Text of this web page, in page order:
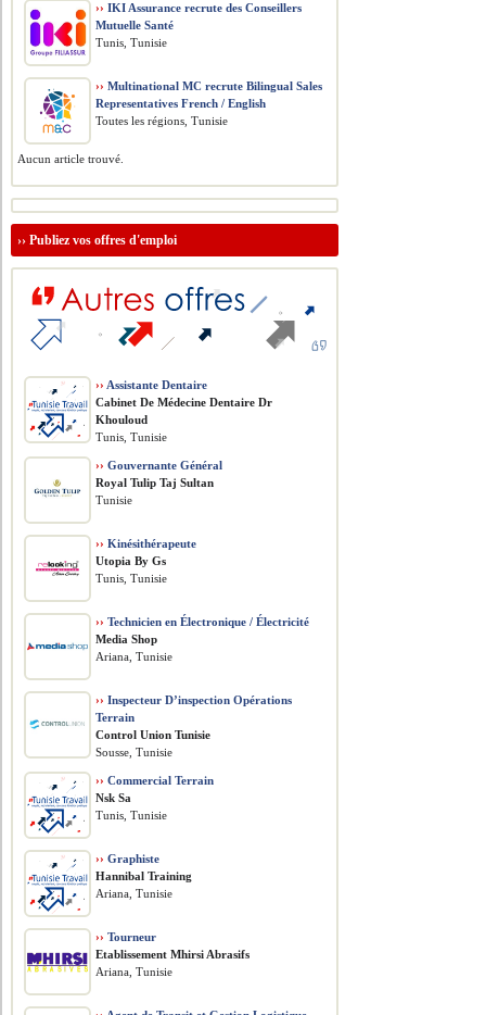
›› IKI Assurance recrute des Conseillers
Mutuelle Santé
Tunis, Tunisie
›› Multinational MC recrute Bilingual Sales
Representatives French / English
Toutes les régions, Tunisie
Aucun article trouvé.
››Publiez vos offres d'emploi
›› Assistante Dentaire
Cabinet De Médecine Dentaire Dr
Khouloud
Tunis, Tunisie
›› Gouvernante Général
Royal Tulip Taj Sultan
Tunisie
›› Kinésithérapeute
Utopia By Gs
Tunis, Tunisie
›› Technicien en Électronique / Électricité
Media Shop
Ariana, Tunisie
›› Inspecteur D’inspection Opérations
Terrain
Control Union Tunisie
Sousse, Tunisie
›› Commercial Terrain
Nsk Sa
Tunis, Tunisie
›› Graphiste
Hannibal Training
Ariana, Tunisie
›› Tourneur
Etablissement Mhirsi Abrasifs
Ariana, Tunisie